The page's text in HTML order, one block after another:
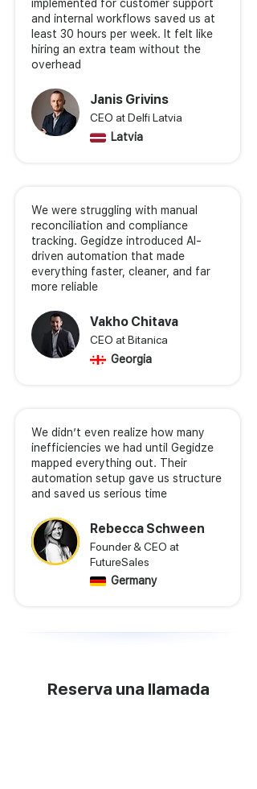
implemented for customer support
and internal workflows saved us at
least 30 hours per week. It felt like
hiring an extra team without the
overhead
Janis Grivins
CEO at Delfi Latvia
Latvia
We were struggling with manual
reconciliation and compliance
tracking. Gegidze introduced AI-
driven automation that made
everything faster, cleaner, and far
more reliable
Vakho Chitava
CEO at Bitanica
Georgia
We didn’t even realize how many
inefficiencies we had until Gegidze
mapped everything out. Their
automation setup gave us structure
and saved us serious time
Rebecca Schween
Founder & CEO at
FutureSales
Germany
Reserva una llamada